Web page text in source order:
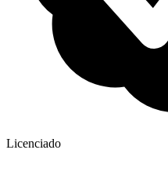
Licenciado